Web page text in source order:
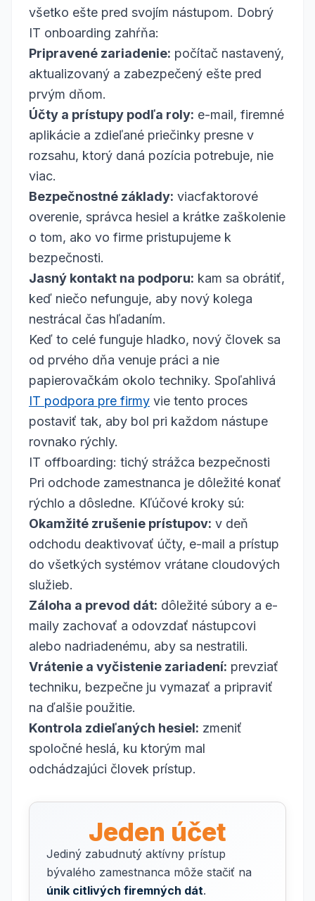
všetko ešte pred svojím nástupom. Dobrý
IT onboarding zahŕňa:
Pripravené zariadenie: počítač nastavený,
aktualizovaný a zabezpečený ešte pred
prvým dňom.
Účty a prístupy podľa roly: e-mail, firemné
aplikácie a zdieľané priečinky presne v
rozsahu, ktorý daná pozícia potrebuje, nie
viac.
Bezpečnostné základy: viacfaktorové
overenie, správca hesiel a krátke zaškolenie
o tom, ako vo firme pristupujeme k
bezpečnosti.
Jasný kontakt na podporu: kam sa obrátiť,
keď niečo nefunguje, aby nový kolega
nestrácal čas hľadaním.
Keď to celé funguje hladko, nový človek sa
od prvého dňa venuje práci a nie
papierovačkám okolo techniky. Spoľahlivá
IT podpora pre firmy vie tento proces
postaviť tak, aby bol pri každom nástupe
rovnako rýchly.
IT offboarding: tichý strážca bezpečnosti
Pri odchode zamestnanca je dôležité konať
rýchlo a dôsledne. Kľúčové kroky sú:
Okamžité zrušenie prístupov: v deň
odchodu deaktivovať účty, e-mail a prístup
do všetkých systémov vrátane cloudových
služieb.
Záloha a prevod dát: dôležité súbory a e-
maily zachovať a odovzdať nástupcovi
alebo nadriadenému, aby sa nestratili.
Vrátenie a vyčistenie zariadení: prevziať
techniku, bezpečne ju vymazať a pripraviť
na ďalšie použitie.
Kontrola zdieľaných hesiel: zmeniť
spoločné heslá, ku ktorým mal
odchádzajúci človek prístup.
Jeden účet
Jediný zabudnutý aktívny prístup
bývalého zamestnanca môže stačiť na
únik citlivých firemných dát.